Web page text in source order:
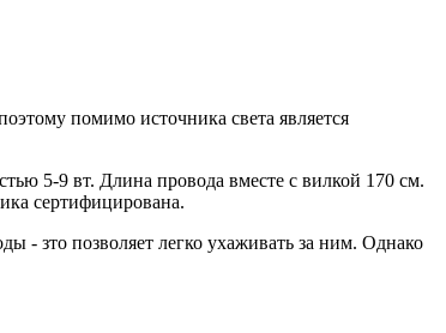
помимо источника света является
5-9 вт. Длина провода вместе с вилкой 170 см.
сертифицирована.
- зто позволяет легко ухаживать за ним. Однако